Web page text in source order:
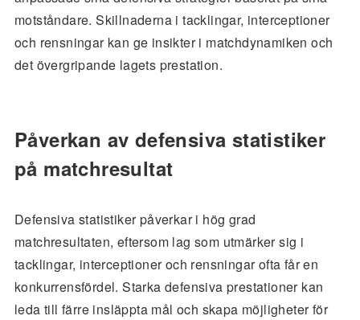
motståndare. Skillnaderna i tacklingar, interceptioner
och rensningar kan ge insikter i matchdynamiken och
det övergripande lagets prestation.
Påverkan av defensiva statistiker
på matchresultat
Defensiva statistiker påverkar i hög grad
matchresultaten, eftersom lag som utmärker sig i
tacklingar, interceptioner och rensningar ofta får en
konkurrensfördel. Starka defensiva prestationer kan
leda till färre insläppta mål och skapa möjligheter för